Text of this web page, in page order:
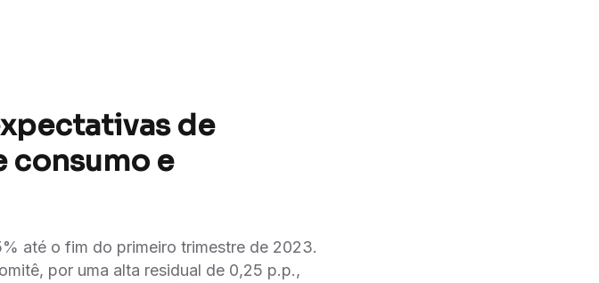
de
consumo e
até o fim do primeiro trimestre de 2023.
por uma alta residual de 0,25 p.p.,